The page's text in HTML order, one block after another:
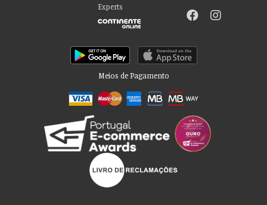
Experts
Meios de Pagamento
Por favor aceite as nossas deliciosas